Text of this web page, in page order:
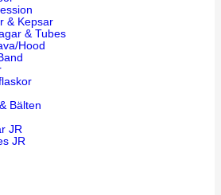
& Kepsar
& Tubes
Hood
Bälten
JR
JR